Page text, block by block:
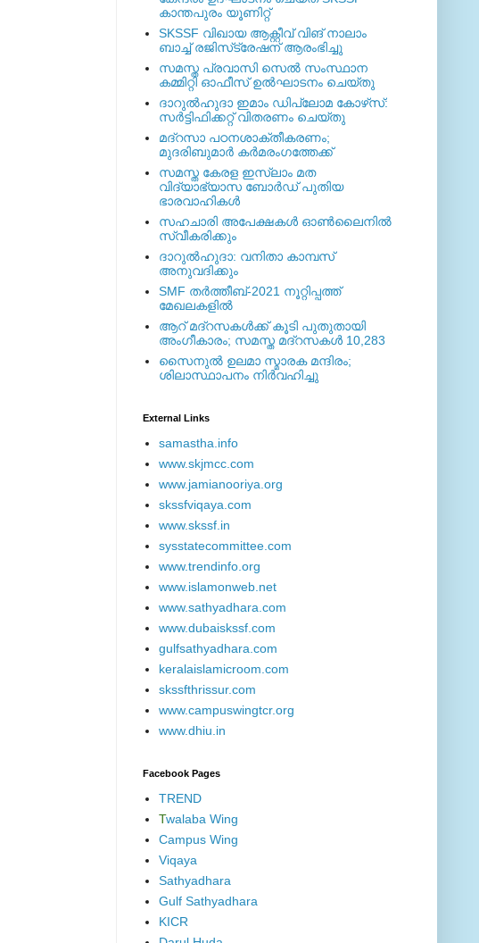
കാന്തപുരം യൂണിറ്റ്
SKSSF വിഖായ ആക്റ്റീവ് വിങ് നാലാം
ബാച്ച് രജിസ്‌ട്രേഷന് ആരംഭിച്ചു
സമസ്ത പ്രവാസി സെല്‍ സംസ്ഥാന
കമ്മിറ്റി ഓഫീസ് ഉല്‍ഘാടനം ചെയ്തു
ദാറുല്‍ഹുദാ ഇമാം ഡിപ്ലോമ കോഴ്‌സ്:
സര്‍ട്ടിഫിക്കറ്റ് വിതരണം ചെയ്തു
മദ്‌റസാ പഠനശാക്തീകരണം;
മുദരിബുമാര്‍ കര്‍മരംഗത്തേക്ക്
സമസ്ത കേരള ഇസ്ലാം മത
വിദ്യാഭ്യാസ ബോര്‍ഡ് പുതിയ
ഭാരവാഹികള്‍
സഹചാരി അപേക്ഷകൾ ഓൺലൈനിൽ
സ്വീകരിക്കും
ദാറുല്‍ഹുദാ: വനിതാ കാമ്പസ്
അനുവദിക്കും
SMF തര്‍ത്തീബ്-2021 നൂറ്റിപ്പത്ത്
മേഖലകളില്‍
ആറ് മദ്റസകള്‍ക്ക് കൂടി പുതുതായി
അംഗീകാരം; സമസ്ത മദ്റസകള്‍ 10,283
സൈനുല്‍ ഉലമാ സ്മാരക മന്ദിരം;
ശിലാസ്ഥാപനം നിര്‍വഹിച്ചു
External ‎Links
samastha.info
www.skjmcc.com
www.jamianooriya.org
skssfviqaya.com
www.skssf.in
sysstatecommittee.com
www.trendinfo.org
www.islamonweb.net
www.sathyadhara.com
www.dubaiskssf.com
gulfsathyadhara.com
keralaislamicroom.com
skssfthrissur.com
www.campuswingtcr.org
www.dhiu.in
Facebook Pages
TREND
Twalaba Wing
Campus Wing
Viqaya
Sathyadhara
Gulf Sathyadhara
KICR